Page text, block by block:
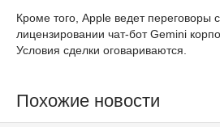
Кроме того, Apple ведет переговоры
лицензировании чат-бот Gemini
Условия сделки оговариваются.
Похожие новости